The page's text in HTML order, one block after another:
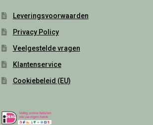
Leveringsvoorwaarden
Privacy Policy
Veelgestelde vragen
Klantenservice
Cookiebeleid (EU)